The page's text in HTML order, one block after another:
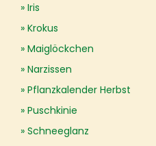
Iris
Krokus
Maiglöckchen
Narzissen
Pflanzkalender Herbst
Puschkinie
Schneeglanz